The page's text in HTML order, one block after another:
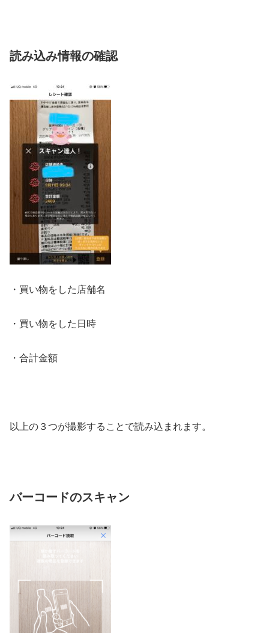
読み込み情報の確認
・買い物をした店舗名
・買い物をした日時
・合計金額
以上の３つが撮影することで読み込まれます。
バーコードのスキャン